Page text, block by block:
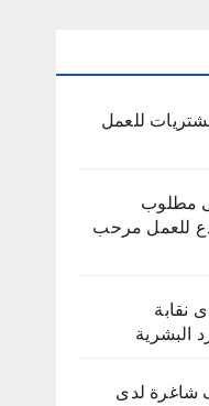
للعمل
مطلوب
للعمل مرحب
نقابة
البشرية
شاغرة لدى